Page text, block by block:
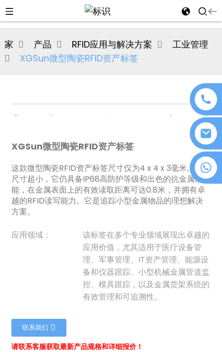
+86 18076372139
家 产品 RFID应用与解决方案
工业管理
XGSun微型陶瓷RFID资产标签
XGSun微型陶瓷RFID资产标签
这款微型陶瓷RFID资产标签尺寸仅为4 x 4 x 3毫米。尽管
尺寸超小，它仍具备IP68高防护等级和出色的抗金属性
能，在金属表面上的有效读取距离可达0.8米，并拥有卓
越的RFID读写能力。它是追踪小型金属物品的理想解决
方案。
应用领域：
该标签在多个专业领域展现出卓越的
应用价值，尤其适用于医疗设备管
理、军事管理、IT资产管理、能源设
备和仪器跟踪、小型机械金属管道监
控、模具跟踪，以及金属货架系统的
有效管理和可追溯性。
联系我们
请联系客服获取最新产品规格和详细报价！